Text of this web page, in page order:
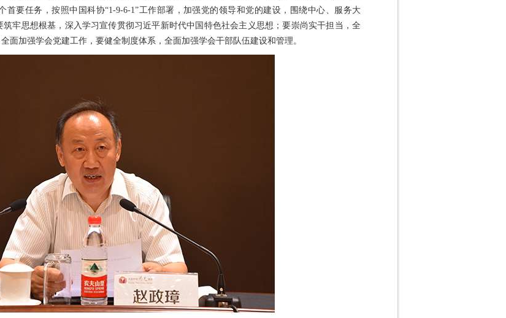
要任务，按照中国科协“1-9-6-1”工作部署，加强党的领导和党的建设，围绕中心、服务大
牢思想根基，深入学习宣传贯彻习近平新时代中国特色社会主义思想；要崇尚实干担当，全
面加强学会党建工作，要健全制度体系，全面加强学会干部队伍建设和管理。